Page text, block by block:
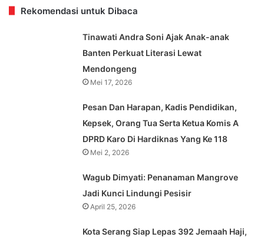
Rekomendasi untuk Dibaca
Tinawati Andra Soni Ajak Anak-anak
Banten Perkuat Literasi Lewat
Mendongeng
Mei 17, 2026
Pesan Dan Harapan, Kadis Pendidikan,
Kepsek, Orang Tua Serta Ketua Komis A
DPRD Karo Di Hardiknas Yang Ke 118
Mei 2, 2026
Wagub Dimyati: Penanaman Mangrove
Jadi Kunci Lindungi Pesisir
April 25, 2026
Kota Serang Siap Lepas 392 Jemaah Haji,